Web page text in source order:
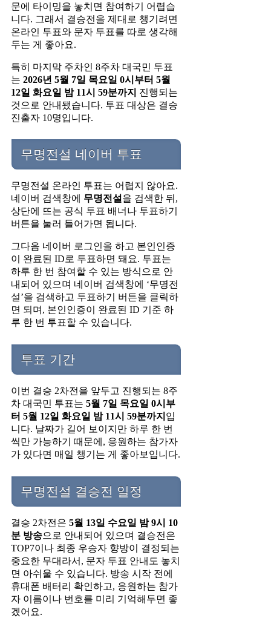
문에 타이밍을 놓치면 참여하기 어렵습
니다. 그래서 결승전을 제대로 챙기려면
온라인 투표와 문자 투표를 따로 생각해
두는 게 좋아요.
특히 마지막 주차인 8주차 대국민 투표
는 2026년 5월 7일 목요일 0시부터 5월
12일 화요일 밤 11시 59분까지 진행되는
것으로 안내됐습니다. 투표 대상은 결승
진출자 10명입니다.
무명전설 네이버 투표
무명전설 온라인 투표는 어렵지 않아요.
네이버 검색창에 무명전설을 검색한 뒤,
상단에 뜨는 공식 투표 배너나 투표하기
버튼을 눌러 들어가면 됩니다.
그다음 네이버 로그인을 하고 본인인증
이 완료된 ID로 투표하면 돼요. 투표는
하루 한 번 참여할 수 있는 방식으로 안
내되어 있으며 네이버 검색창에 ‘무명전
설’을 검색하고 투표하기 버튼을 클릭하
면 되며, 본인인증이 완료된 ID 기준 하
루 한 번 투표할 수 있습니다.
투표 기간
이번 결승 2차전을 앞두고 진행되는 8주
차 대국민 투표는 5월 7일 목요일 0시부
터 5월 12일 화요일 밤 11시 59분까지 입
니다. 날짜가 길어 보이지만 하루 한 번
씩만 가능하기 때문에, 응원하는 참가자
가 있다면 매일 챙기는 게 좋아보입니다.
무명전설 결승전 일정
결승 2차전은 5월 13일 수요일 밤 9시 10
분 방송으로 안내되어 있으며 결승전은
TOP7이나 최종 우승자 향방이 결정되는
중요한 무대라서, 문자 투표 안내도 놓치
면 아쉬울 수 있습니다. 방송 시작 전에
휴대폰 배터리 확인하고, 응원하는 참가
자 이름이나 번호를 미리 기억해두면 좋
겠어요.